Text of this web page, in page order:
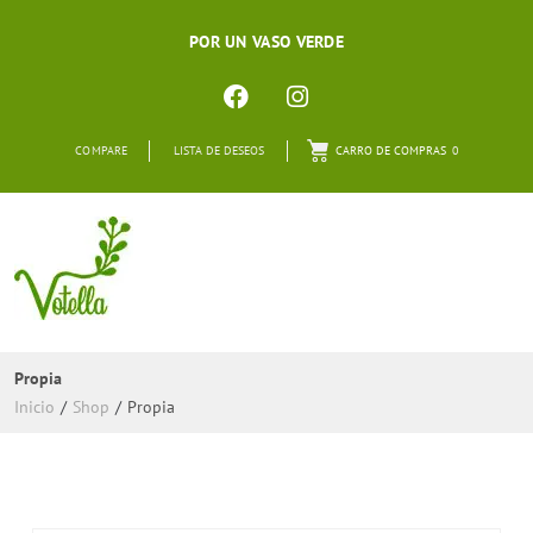
POR UN VASO VERDE
COMPARE LISTA DE DESEOS CARRO DE COMPRAS 0
Propia
Inicio / Shop / Propia